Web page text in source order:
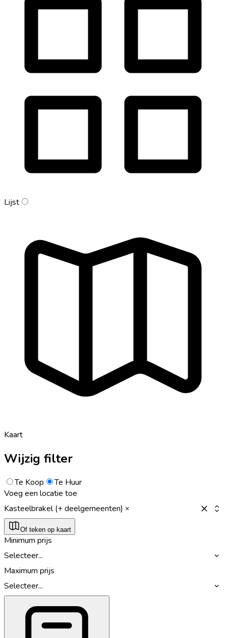
Lijst
Kaart
Wijzig filter
Te Koop
Te Huur
Voeg een locatie toe
Kasteelbrakel (+ deelgemeenten)
Of teken op kaart
Minimum prijs
Selecteer...
Maximum prijs
Selecteer...